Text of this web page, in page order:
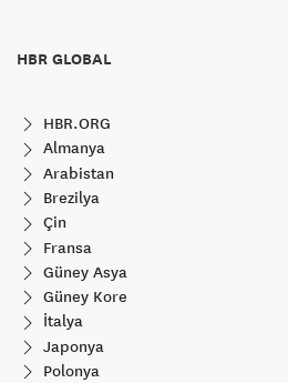
HBR GLOBAL
HBR.ORG
Almanya
Arabistan
Brezilya
Çin
Fransa
Güney Asya
Güney Kore
İtalya
Japonya
Polonya